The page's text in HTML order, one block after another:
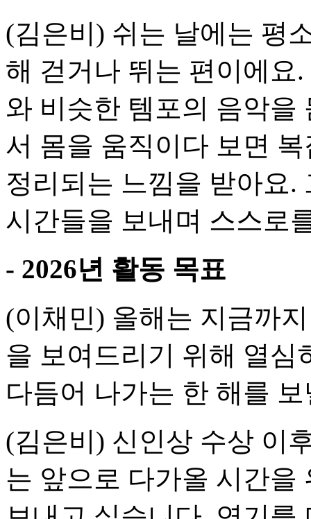
(김은비) 쉬는 날에는 평
해 걷거나 뛰는 편이에요
와 비슷한 템포의 음악을
서 몸을 움직이다 보면
정리되는 느낌을 받아요.
시간들을 보내며 스스로
- 2026년 활동 목표
(이채민) 올해는 지금까
을 보여드리기 위해 열심
다듬어 나가는 한 해를
(김은비) 신인상 수상 이
는 앞으로 다가올 시간을